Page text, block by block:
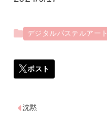
デジタルパステルアート
沈黙